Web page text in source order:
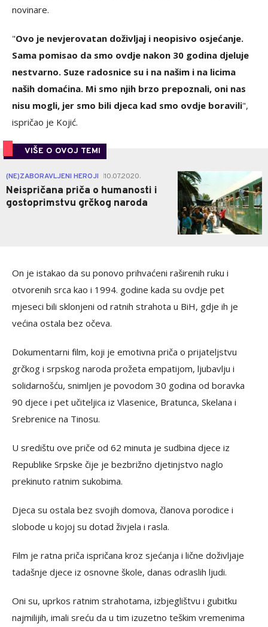
novinare.
"Ovo je nevjerovatan doživljaj i neopisivo osjećanje.
Sama pomisao da smo ovdje nakon 30 godina djeluje
nestvarno. Suze radosnice su i na našim i na licima
naših domaćina. Mi smo njih brzo prepoznali, oni nas
nisu mogli, jer smo bili djeca kad smo ovdje boravili",
ispričao je Kojić.
VIŠE O OVOJ TEMI
(NE)ZABORAVLJENI HEROJI 10.07.2020.
Neispričana priča o humanosti i
gostoprimstvu grčkog naroda
On je istakao da su ponovo prihvaćeni raširenih ruku i
otvorenih srca kao i 1994. godine kada su ovdje pet
mjeseci bili sklonjeni od ratnih strahota u BiH, gdje ih je
većina ostala bez očeva.
Dokumentarni film, koji je emotivna priča o prijateljstvu
grčkog i srpskog naroda prožeta empatijom, ljubavlju i
solidarnošću, snimljen je povodom 30 godina od boravka
90 djece i pet učiteljica iz Vlasenice, Bratunca, Skelana i
Srebrenice na Tinosu.
U središtu ove priče od 62 minuta je sudbina djece iz
Republike Srpske čije je bezbrižno djetinjstvo naglo
prekinuto ratnim sukobima.
Djeca su ostala bez svojih domova, članova porodice i
slobode u kojoj su dotad živjela i rasla.
Film je ratna priča ispričana kroz sjećanja i lične doživljaje
tadašnje djece iz osnovne škole, danas odraslih ljudi.
Oni su, uprkos ratnim strahotama, izbjeglištvu i gubitku
najmilijih, imali sreću da u tim izuzetno teškim vremenima